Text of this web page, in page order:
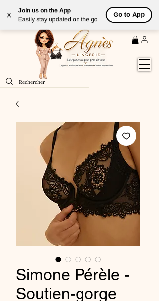
X
Join us on the App
Easily stay updated on the go
Go to App
Livraison GRATUITE(à partir de 59€) à domicile par
Colissimo en France métropolitaine
Simone Pérèle -
Soutien-gorge